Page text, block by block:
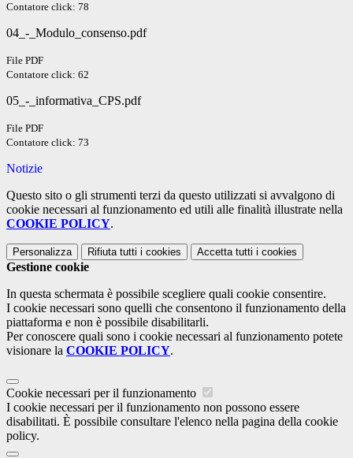
Contatore click: 78
04_-_Modulo_consenso.pdf
File PDF
Contatore click: 62
05_-_informativa_CPS.pdf
File PDF
Contatore click: 73
Notizie
Questo sito o gli strumenti terzi da questo utilizzati si avvalgono di
cookie necessari al funzionamento ed utili alle finalità illustrate nella
COOKIE POLICY.
Personalizza Rifiuta tutti i cookies Accetta tutti i cookies
Gestione cookie
In questa schermata è possibile scegliere quali cookie consentire.
I cookie necessari sono quelli che consentono il funzionamento della
piattaforma e non è possibile disabilitarli.
Per conoscere quali sono i cookie necessari al funzionamento potete
visionare la COOKIE POLICY.
Cookie necessari per il funzionamento
I cookie necessari per il funzionamento non possono essere
disabilitati. È possibile consultare l'elenco nella pagina della cookie
policy.